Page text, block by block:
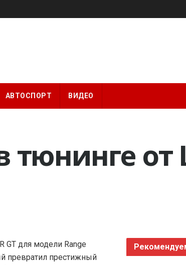
АВТОСПОРТ ВИДЕО
тюнинге от
GT для модели Range
превратил престижный